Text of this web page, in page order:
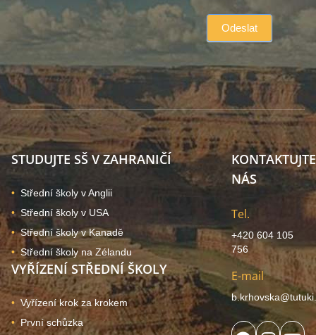
STUDUJTE SŠ V ZAHRANIČÍ
Střední školy v Anglii
Střední školy v USA
Střední školy v Kanadě
Střední školy na Zélandu
VYŘÍZENÍ STŘEDNÍ ŠKOLY
Vyřízení krok za krokem
První schůzka
KONTAKTUJTE
NÁS
Tel.
+420 604 105
756
E-mail